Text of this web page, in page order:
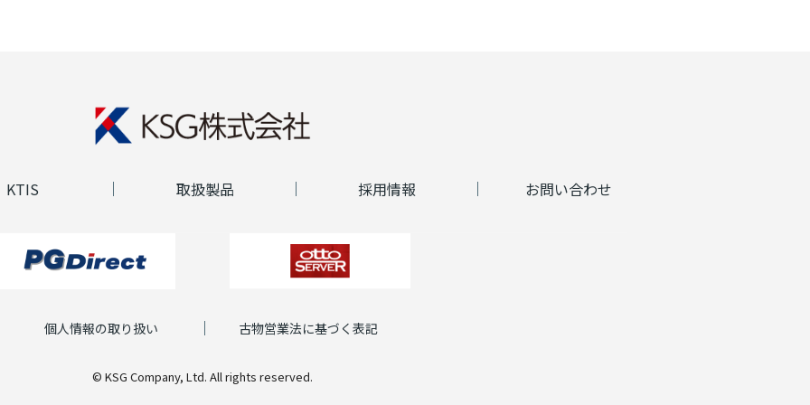
KTIS 取扱製品 採用情報 お問い合わせ
個人情報の取り扱い 古物営業法に基づく表記
© KSG Company, Ltd. All rights reserved.